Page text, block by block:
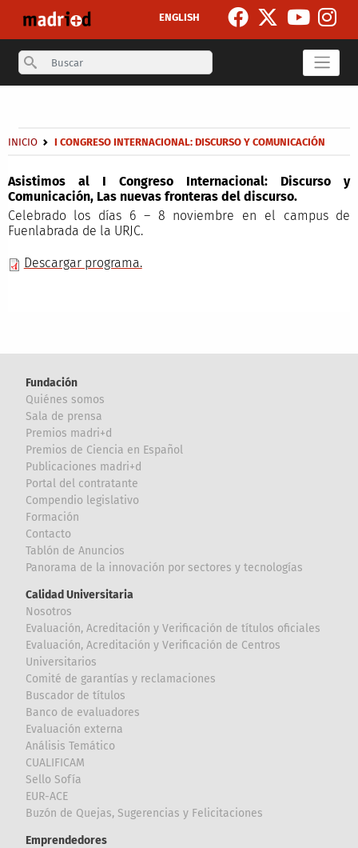
ENGLISH
Search
Sobrescribir enlaces de ayuda a la navegación
INICIO I CONGRESO INTERNACIONAL: DISCURSO Y COMUNICACIÓN
Asistimos al I Congreso Internacional: Discurso y
Comunicación, Las nuevas fronteras del discurso.
Celebrado los días 6 – 8 noviembre en el campus de
Fuenlabrada de la URJC.
Descargar programa.
Fundación
Quiénes somos
Sala de prensa
Premios madri+d
Premios de Ciencia en Español
Publicaciones madri+d
Portal del contratante
Compendio legislativo
Formación
Contacto
Tablón de Anuncios
Panorama de la innovación por sectores y tecnologías
Calidad Universitaria
Nosotros
Evaluación, Acreditación y Verificación de títulos oficiales
Evaluación, Acreditación y Verificación de Centros
Universitarios
Comité de garantías y reclamaciones
Buscador de títulos
Banco de evaluadores
Evaluación externa
Análisis Temático
CUALIFICAM
Sello Sofía
EUR-ACE
Buzón de Quejas, Sugerencias y Felicitaciones
Emprendedores